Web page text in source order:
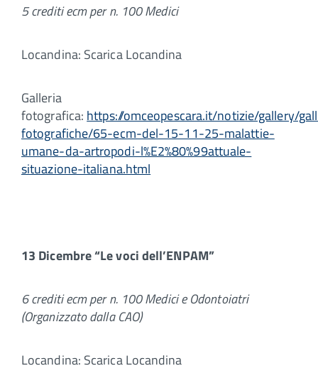
5 crediti ecm per n. 100 Medici
Locandina: Scarica Locandina
Galleria
fotografica: https://omceopescara.it/notizie/gallery/
fotografiche/65-ecm-del-15-11-25-malattie-
umane-da-artropodi-l%E2%80%99attuale-
situazione-italiana.html
13 Dicembre “Le voci dell’ENPAM”
6 crediti ecm per n. 100 Medici e Odontoiatri
(Organizzato dalla CAO)
Locandina: Scarica Locandina